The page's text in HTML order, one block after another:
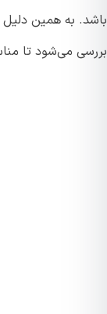
به همین دلیل قبل
می‌شود تا